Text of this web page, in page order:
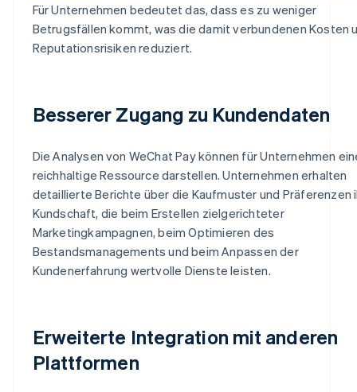
Für Unternehmen bedeutet das, dass es zu weniger
Betrugsfällen kommt, was die damit verbundenen Kosten
Reputationsrisiken reduziert.
Besserer Zugang zu Kundendaten
Die Analysen von WeChat Pay können für Unternehmen
reichhaltige Ressource darstellen. Unternehmen erhalten
detaillierte Berichte über die Kaufmuster und Präferenzen
Kundschaft, die beim Erstellen zielgerichteter
Marketingkampagnen, beim Optimieren des
Bestandsmanagements und beim Anpassen der
Kundenerfahrung wertvolle Dienste leisten.
Erweiterte Integration mit anderen
Plattformen